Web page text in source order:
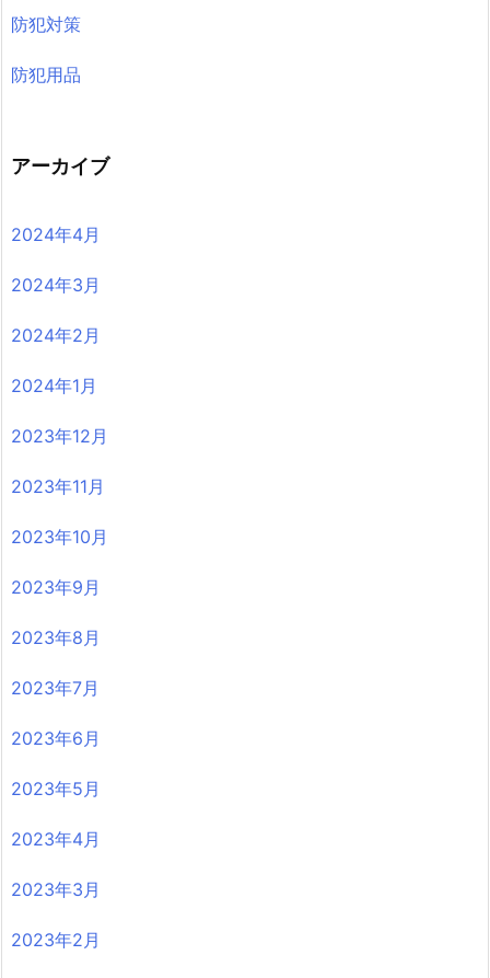
防犯対策
防犯用品
アーカイブ
2024年4月
2024年3月
2024年2月
2024年1月
2023年12月
2023年11月
2023年10月
2023年9月
2023年8月
2023年7月
2023年6月
2023年5月
2023年4月
2023年3月
2023年2月